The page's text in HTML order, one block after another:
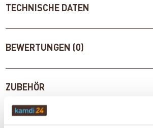
TECHNISCHE DATEN
BEWERTUNGEN (0)
ZUBEHÖR